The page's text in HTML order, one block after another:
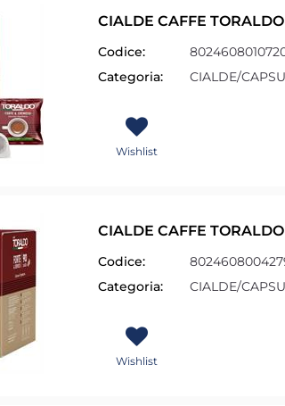
CIALDE CAFFE
Codice:
Categoria:
CIALDE/
Wishlist
CIALDE CAFFE
Codice:
Categoria:
CIALDE/
Wishlist